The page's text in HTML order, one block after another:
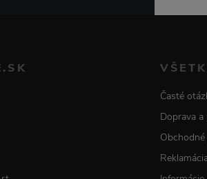
Časté
Doprava a